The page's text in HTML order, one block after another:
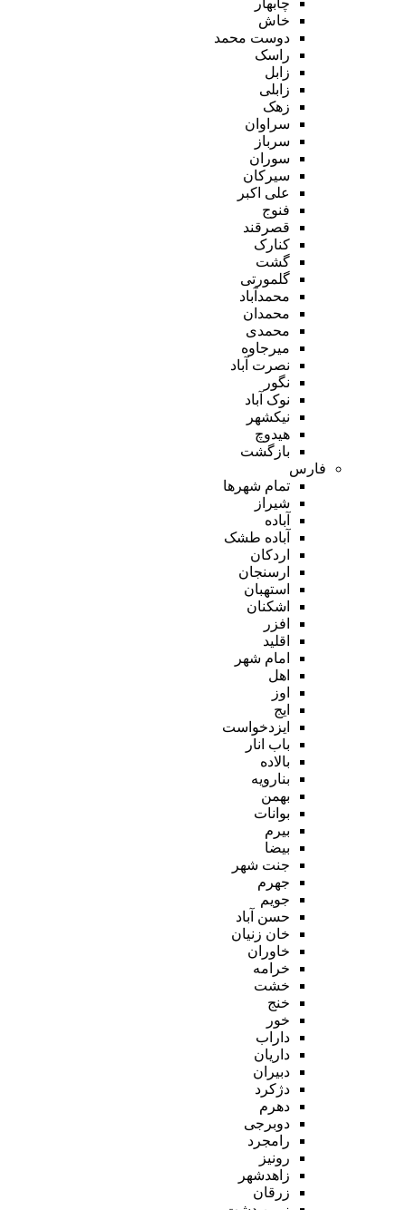
خاش
دوست محمد
راسک
زابل
زابلی
زهک
سراوان
سرباز
سوران
سیرکان
علی اکبر
فنوج
قصرقند
کنارک
گشت
گلمورتی
محمدآباد
محمدان
محمدی
میرجاوه
نصرت آباد
نگور
نوک آباد
نیکشهر
هیدوچ
بازگشت
فارس
تمام شهر‌ها
شیراز
آباده
آباده طشک
اردکان
ارسنجان
استهبان
اشکنان
افزر
اقلید
امام شهر
اهل
اوز
ایج
ایزدخواست
باب انار
بالاده
بنارویه
بهمن
بوانات
بیرم
بیضا
جنت شهر
جهرم
جویم
حسن آباد
خان زنیان
خاوران
خرامه
خشت
خنج
خور
داراب
داریان
دبیران
دژکرد
دهرم
دوبرجی
رامجرد
رونیز
زاهدشهر
زرقان